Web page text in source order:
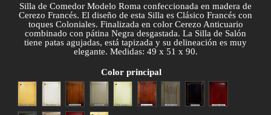
Silla de Comedor Modelo Roma confeccionada en madera de
Cerezo Francés. El diseño de esta Silla es Clásico Francés con
toques Coloniales. Finalizada en color Cerezo Anticuario
combinado con pátina Negra desgastada. La Silla de Salón
tiene patas agujadas, está tapizada y su delineación es muy
elegante. Medidas: 49 x 51 x 90.
Color principal
Blanco Cerezo anticuario
Gris patinado
Hueso Nogal anticuario
Patina grisPatina negra